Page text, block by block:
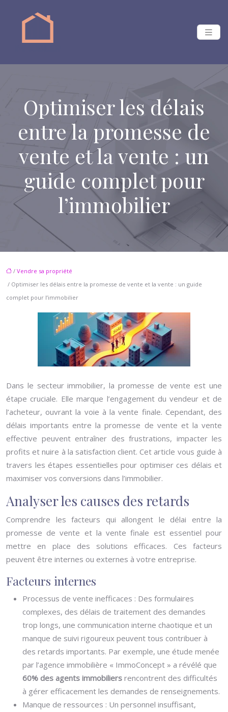
Optimiser les délais
entre la promesse de
vente et la vente : un
guide complet pour
l’immobilier
/ Vendre sa propriété
/ Optimiser les délais entre la promesse de vente et la vente : un guide
complet pour l’immobilier
Dans le secteur immobilier, la promesse de vente est une
étape cruciale. Elle marque l’engagement du vendeur et de
l’acheteur, ouvrant la voie à la vente finale. Cependant, des
délais importants entre la promesse de vente et la vente
effective peuvent entraîner des frustrations, impacter les
profits et nuire à la satisfaction client. Cet article vous guide à
travers les étapes essentielles pour optimiser ces délais et
maximiser vos conversions dans l’immobilier.
Analyser les causes des retards
Comprendre les facteurs qui allongent le délai entre la
promesse de vente et la vente finale est essentiel pour
mettre en place des solutions efficaces. Ces facteurs
peuvent être internes ou externes à votre entreprise.
Facteurs internes
Processus de vente inefficaces : Des formulaires
complexes, des délais de traitement des demandes
trop longs, une communication interne chaotique et un
manque de suivi rigoureux peuvent tous contribuer à
des retards importants. Par exemple, une étude menée
par l’agence immobilière « ImmoConcept » a révélé que
60% des agents immobiliers rencontrent des difficultés
à gérer efficacement les demandes de renseignements.
Manque de ressources : Un personnel insuffisant,